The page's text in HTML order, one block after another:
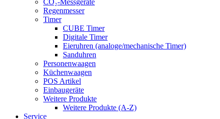
CO₂-Messgeräte
Regenmesser
Timer
CUBE Timer
Digitale Timer
Eieruhren (analoge/mechanische Timer)
Sanduhren
Personenwaagen
Küchenwaagen
POS Artikel
Einbaugeräte
Weitere Produkte
Weitere Produkte (A-Z)
Service